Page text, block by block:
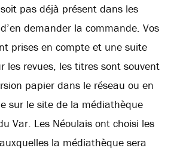
pas déjà présent dans les
demander la commande. Vos
prises en compte et une suite
les revues, les titres sont souvent
papier dans le réseau ou en
sur le site de la médiathèque
Var. Les Néoulais ont choisi les
la médiathèque sera